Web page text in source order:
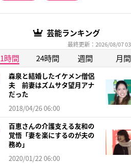
芸能ランキング
最終更新：2026/08/07
1時間 24時間 週間 月間
森泉と結婚したイケメン僧侶
夫 前妻はズムサタ望月アナ
だった
2018/04/26 06:00
百恵さんの介護支える友和の
覚悟「妻を楽にするのが夫の
務め」
2020/01/22 06:00